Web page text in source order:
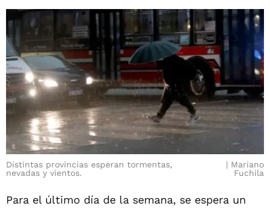
Distintas provincias esperan tormentas,
nevadas y vientos.
Mariano
Fuchila
Para el último día de la semana, se espera un